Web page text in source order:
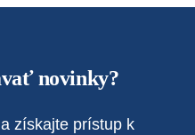
novinky?
získajte prístup k